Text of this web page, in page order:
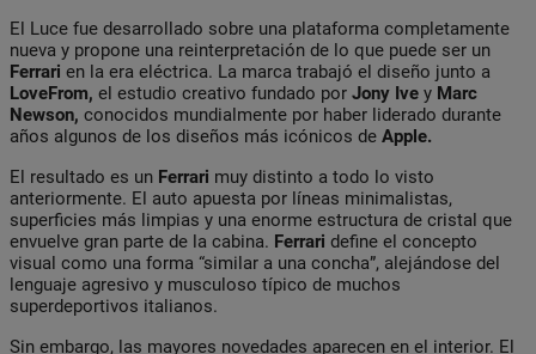
El Luce fue desarrollado sobre una plataforma completamente
nueva y propone una reinterpretación de lo que puede ser un
Ferrari en la era eléctrica. La marca trabajó el diseño junto a
LoveFrom, el estudio creativo fundado por Jony Ive y Marc
Newson, conocidos mundialmente por haber liderado durante
años algunos de los diseños más icónicos de Apple.
El resultado es un Ferrari muy distinto a todo lo visto
anteriormente. El auto apuesta por líneas minimalistas,
superficies más limpias y una enorme estructura de cristal que
envuelve gran parte de la cabina. Ferrari define el concepto
visual como una forma “similar a una concha”, alejándose del
lenguaje agresivo y musculoso típico de muchos
superdeportivos italianos.
Sin embargo, las mayores novedades aparecen en el interior. El